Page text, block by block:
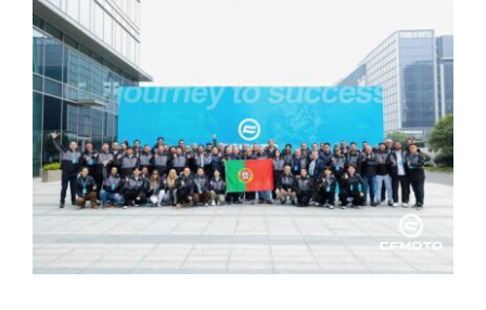
APOIO AO CLIENTE
ONDE COMPRAR